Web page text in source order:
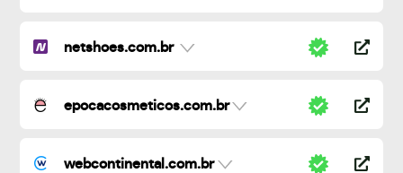
netshoes.com.br
epocacosmeticos.com.br
webcontinental.com.br